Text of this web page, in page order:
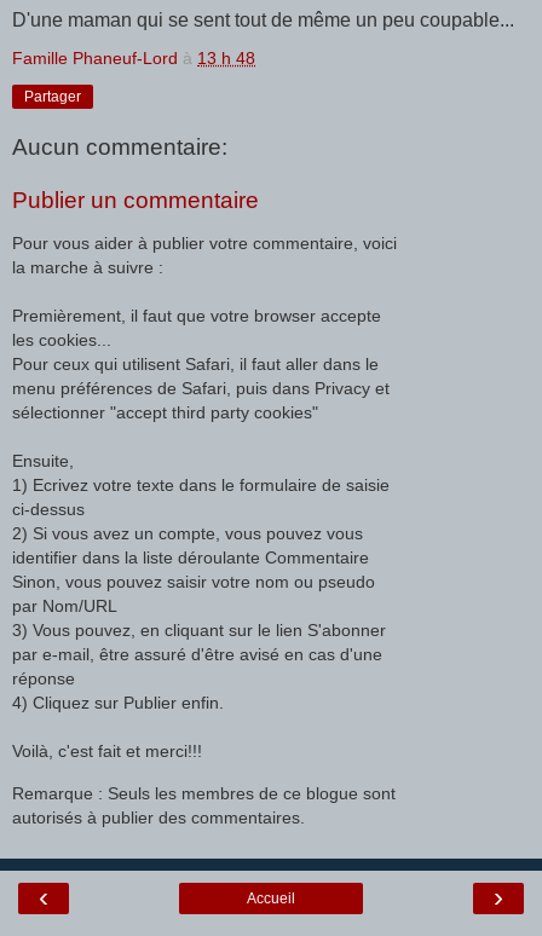
D'une maman qui se sent tout de même un peu coupable...
Famille Phaneuf-Lord à 13 h 48
Partager
Aucun commentaire:
Publier un commentaire
Pour vous aider à publier votre commentaire, voici
la marche à suivre :
Premièrement, il faut que votre browser accepte
les cookies...
Pour ceux qui utilisent Safari, il faut aller dans le
menu préférences de Safari, puis dans Privacy et
sélectionner "accept third party cookies"
Ensuite,
1) Ecrivez votre texte dans le formulaire de saisie
ci-dessus
2) Si vous avez un compte, vous pouvez vous
identifier dans la liste déroulante Commentaire
Sinon, vous pouvez saisir votre nom ou pseudo
par Nom/URL
3) Vous pouvez, en cliquant sur le lien S'abonner
par e-mail, être assuré d'être avisé en cas d'une
réponse
4) Cliquez sur Publier enfin.
Voilà, c'est fait et merci!!!
Remarque : Seuls les membres de ce blogue sont
autorisés à publier des commentaires.
‹ ›
Accueil